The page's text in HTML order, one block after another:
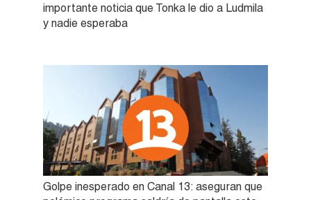
importante noticia que Tonka le dio a Ludmila
y nadie esperaba
Golpe inesperado en Canal 13: aseguran que